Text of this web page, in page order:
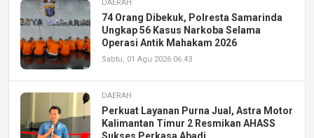
DAERAH
74 Orang Dibekuk, Polresta Samarinda
Ungkap 56 Kasus Narkoba Selama
Operasi Antik Mahakam 2026
Sabtu, 01 Agu 2026 06:43
DAERAH
Perkuat Layanan Purna Jual, Astra Motor
Kalimantan Timur 2 Resmikan AHASS